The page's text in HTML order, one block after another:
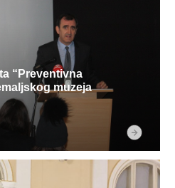
“Preventivna
muzeja